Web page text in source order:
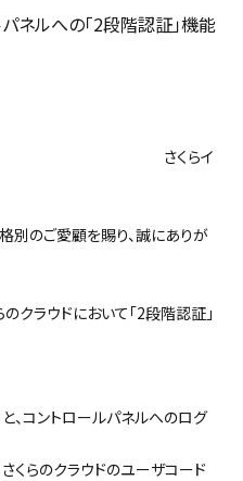
ネルへの「2段階認証」機能
イ
別のご愛顧を賜り、誠にありが
クラウドにおいて「2段階認証」
、コントロールパネルへのログ
くらのクラウドのユーザコード